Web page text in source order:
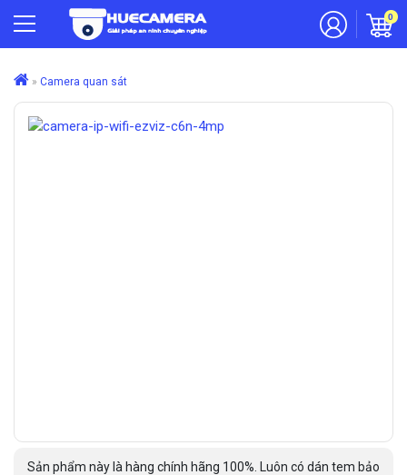
0
» Camera quan sát
Sản phẩm này là hàng chính hãng 100%. Luôn có dán tem bảo